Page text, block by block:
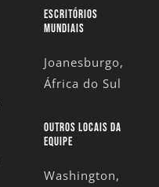
ESCRITÓRIOS
MUNDIAIS
Joanesburgo,
África do Sul
OUTROS LOCAIS DA
EQUIPE
Washington,